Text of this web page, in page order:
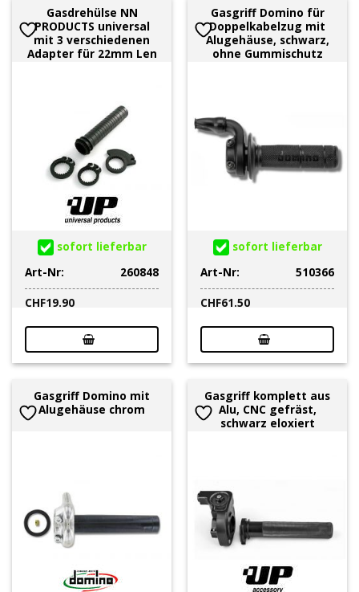
Gasdrehülse NN
PRODUCTS universal
mit 3 verschiedenen
Adapter für 22mm Len
sofort lieferbar
Art-Nr:
260848
CHF19.90
Gasgriff Domino für
Doppelkabelzug mit
Alugehäuse, schwarz,
ohne Gummischutz
sofort lieferbar
Art-Nr:
510366
CHF61.50
Gasgriff Domino mit
Alugehäuse chrom
Gasgriff komplett aus
Alu, CNC gefräst,
schwarz eloxiert